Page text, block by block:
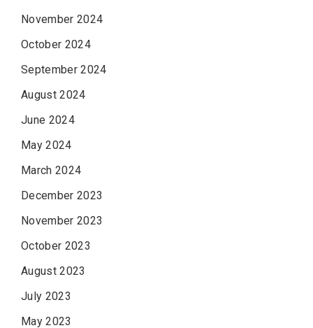
November 2024
October 2024
September 2024
August 2024
June 2024
May 2024
March 2024
December 2023
November 2023
October 2023
August 2023
July 2023
May 2023